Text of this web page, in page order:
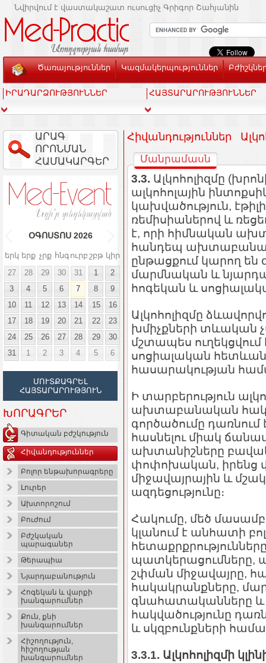
Նվիրվում է վաստակաշատ ուսուցիչ Գրիգոր Շահյանին
Ծառայություններ Կազմակերպություններ
ԻՐԱԴԱՐՁՈՒԹՅՈՒՆՆԵՐ ՀԱՅՏԱՐԱՐՈՒԹՅՈՒՆՆԵՐ
ԱՐԱԳ
ՈՐՈՆՄԱՆ
ՀԱՄԱԿԱՐԳԵՐ
ՕԳՈՍՏՈՍ 2026
երկ երք չրք հնգուրբ շբթ կիր
27
28 29 30 31 1
2
3
4 5 6 7 8
9
10
11 12 13 14 15
16
17
18 19 20 21 22
23
24
25 26 27 28 29
30
31
1 2 3 4 5 6
ՄՈՒՏՔԱԳՐԵԼ
ՀԱՅՏԱՐԱՐՈՒԹՅՈՒՆ
ԽՈՐԱԳՐԵՐ
Գիտական բժշկություն
Հիվանդություններ
Բոլոր ենթախորագրերը
Լուրեր
Ախտորոշում
Բուժում
Բժշկական
պարագաներ
Թերապիա
Նյարդաբանություն
Հոգեկան և վարքի
խանգարումներ
Քուն, քնի
խանգարումներ
Հիշողություն,
հիշողության
խանգարումներ
Հիվանդություններ
Մանրամասն
3.3. Ալկոհոլիզմը
ալկոհոլային
կախվածություն,
ռեմիսիաներով և
է, որի հիմնական
հանդեպ
ընթացքում կարող
մարմնական և
հոգեկան և
Ալկոհոլիզմը
խմիչքների տևական
մշտապես
սոցիալական
հասարակության
Ի տարբերություն
ախտաբանական
գործածումը
հասնելու միակ
ախտանիշները
փոփոխական, իրենց
միջավայրային և
ազդեցությունը։
Հակումը, մեծ
կլանում է անհատի
պատկերացումները,
շփման միջավայրը,
հակակրանքները,
գնահատականները և
հակվածությունը
և սկզբունքների
3.3.1. Ալկոհոլիզմի